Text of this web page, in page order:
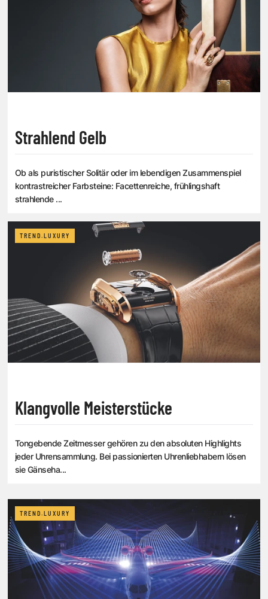
Strahlend Gelb
Ob als puristischer Solitär oder im lebendigen Zusammenspiel
kontrastreicher Farbsteine: Facettenreiche, frühlingshaft
strahlende ...
TREND.LUXURY
Klangvolle Meisterstücke
Tongebende Zeitmesser gehören zu den absoluten Highlights
jeder Uhrensammlung. Bei passionierten Uhrenliebhabern lösen
sie Gänseha...
TREND.LUXURY